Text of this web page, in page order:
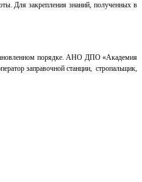
Для закрепления знаний, полученных в
порядке. АНО ДПО «Академия
заправочной станции, стропальщик,